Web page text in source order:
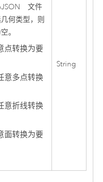
文件
何类型，则
。
点转换为要
意多点转换
意折线转换
面转换为要
String